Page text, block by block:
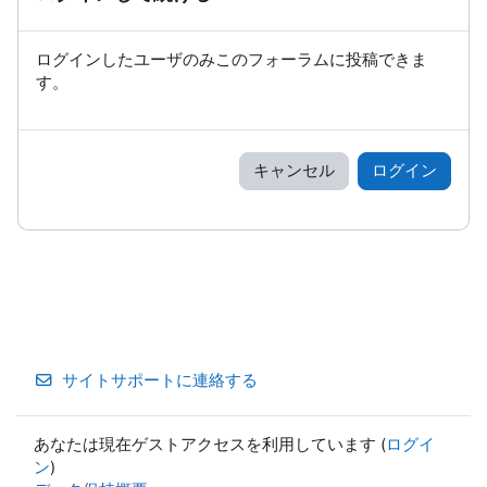
ログインしたユーザのみこのフォーラムに投稿できま
す。
キャンセル ログイン
サイトサポートに連絡する
あなたは現在ゲストアクセスを利用しています (ログイ
ン)